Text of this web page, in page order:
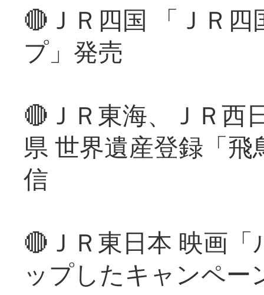
🔴ＪＲ四国 「ＪＲ
プ」発売
🔴ＪＲ東海、ＪＲ西
県 世界遺産登録「
信
🔴ＪＲ東日本 映画
ップしたキャンペー